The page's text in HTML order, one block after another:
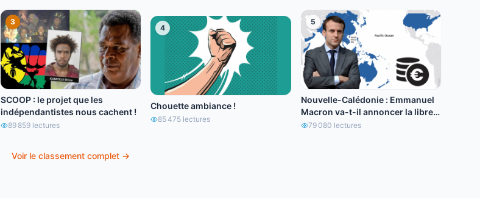
3
SCOOP : le projet que les
indépendantistes nous cachent !
89 859lectures
4
Chouette ambiance !
85 475 lectures
5
Nouvelle-Calédonie : Emmanuel
Macron va-t-il annoncer la libre
circulation de l’euro ?
79 080 lectures
Voir le classement complet →